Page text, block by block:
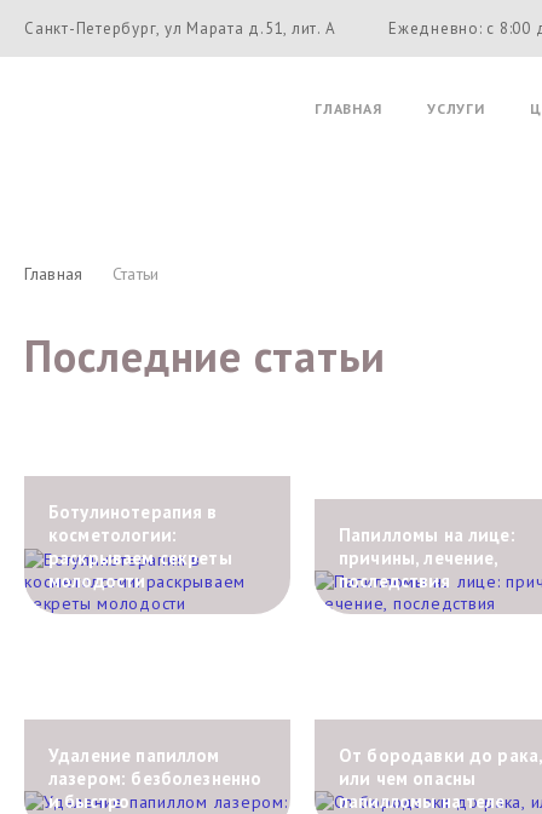
Санкт-Петербург, ул Марата д.51, лит. А Ежедневно: с 8:00
ГЛАВНАЯ УСЛУГИ
Главная Статьи
Последние статьи
Ботулинотерапия в
косметологии:
раскрываем секреты
молодости
Папилломы на лице:
причины, лечение,
последствия
Удаление папиллом
лазером: безболезненно
и быстро
От бородавки до рака,
или чем опасны
папилломы на теле